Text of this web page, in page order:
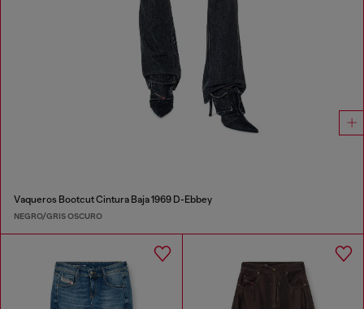
Vaqueros Bootcut Cintura Baja 1969 D-Ebbey
NEGRO/GRIS OSCURO